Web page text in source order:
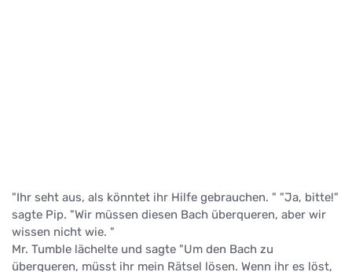
"Ihr seht aus, als könntet ihr Hilfe gebrauchen. " "Ja, bitte!"
sagte Pip. "Wir müssen diesen Bach überqueren, aber wir
wissen nicht wie. "
Mr. Tumble lächelte und sagte "Um den Bach zu
überqueren, müsst ihr mein Rätsel lösen. Wenn ihr es löst,